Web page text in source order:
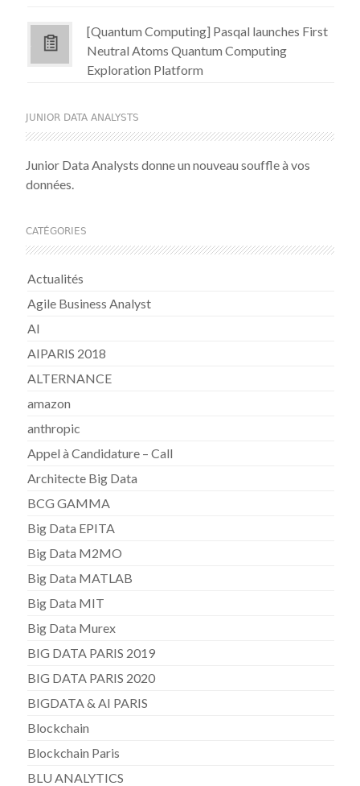
[Quantum Computing] Pasqal launches First
Neutral Atoms Quantum Computing
Exploration Platform
JUNIOR DATA ANALYSTS
Junior Data Analysts donne un nouveau souffle à vos
données.
CATÉGORIES
Actualités
Agile Business Analyst
AI
AIPARIS 2018
ALTERNANCE
amazon
anthropic
Appel à Candidature – Call
Architecte Big Data
BCG GAMMA
Big Data EPITA
Big Data M2MO
Big Data MATLAB
Big Data MIT
Big Data Murex
BIG DATA PARIS 2019
BIG DATA PARIS 2020
BIGDATA & AI PARIS
Blockchain
Blockchain Paris
BLU ANALYTICS